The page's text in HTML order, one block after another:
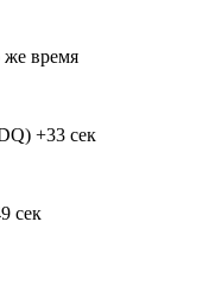
время
+33 сек
сек